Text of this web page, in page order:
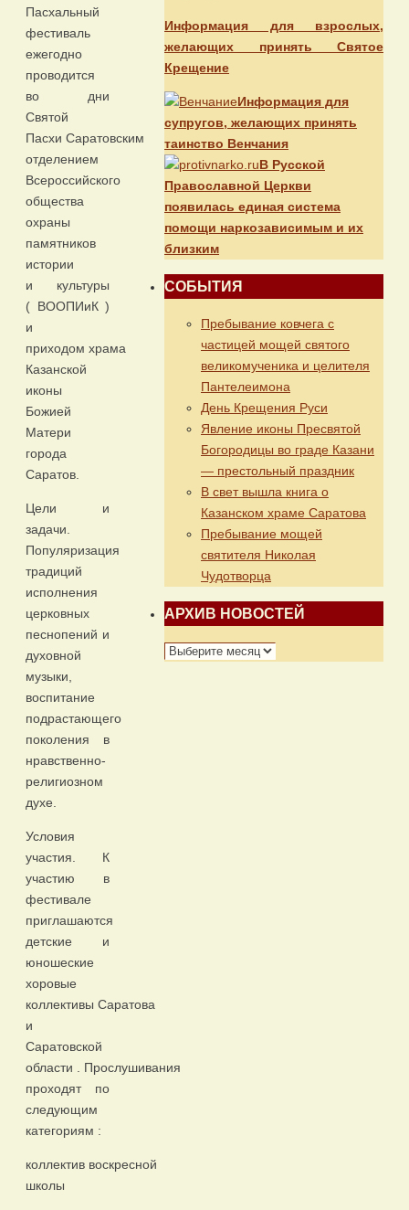
Пасхальный
фестиваль
ежегодно
проводится
во дни
Святой
Пасхи Саратовским
отделением
Всероссийского
общества
охраны
памятников
истории
и культуры
( ВООПИиК )
и
приходом храма
Казанской
иконы
Божией
Матери
города
Саратов.
Цели и
задачи.
Популяризация
традиций
исполнения
церковных
песнопений и
духовной
музыки,
воспитание
подрастающего
поколения в
нравственно-
религиозном
духе.
Условия
участия. К
участию в
фестивале
приглашаются
детские и
юношеские
хоровые
коллективы Саратова
и
Саратовской
области . Прослушивания
проходят по
следующим
категориям :
коллектив воскресной
школы
Информация для взрослых,
желающих принять Святое
Крещение
Информация для
супругов, желающих принять
таинство Венчания
В Русской
Православной Церкви
появилась единая система
помощи наркозависимым и их
близким
СОБЫТИЯ
Пребывание ковчега с
частицей мощей святого
великомученика и целителя
Пантелеимона
День Крещения Руси
Явление иконы Пресвятой
Богородицы во граде Казани
— престольный праздник
В свет вышла книга о
Казанском храме Саратова
Пребывание мощей
святителя Николая
Чудотворца
АРХИВ НОВОСТЕЙ
АРХИВ